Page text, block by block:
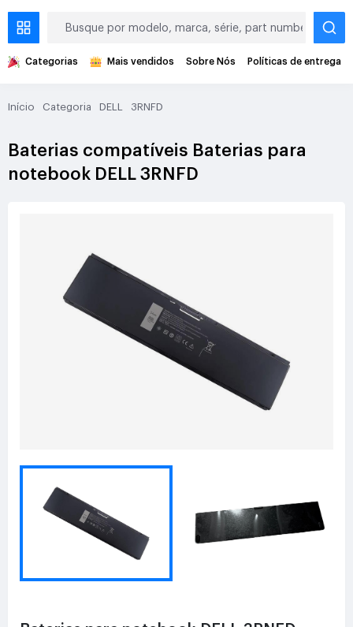
Categorias Mais vendidos Sobre Nós Políticas de entrega
Início Categoria DELL 3RNFD
Baterias compatíveis Baterias para
notebook DELL 3RNFD